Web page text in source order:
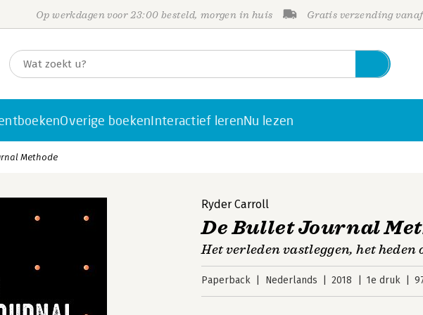
Op werkdagen voor 23:00 besteld, morgen in huis Gratis verzending
Overige boekenInteractief lerenNu lezen
Methode
Ryder Carroll
De Bullet Journal
Het verleden vastleggen, het
Paperback Nederlands 2018 1e druk